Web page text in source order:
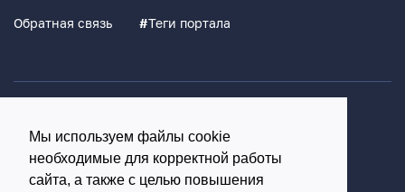
Мы используем файлы cookie
необходимые для корректной работы
сайта, а также с целью повышения
Обратная связь #Теги портала
Согласие на обработку персональных данных